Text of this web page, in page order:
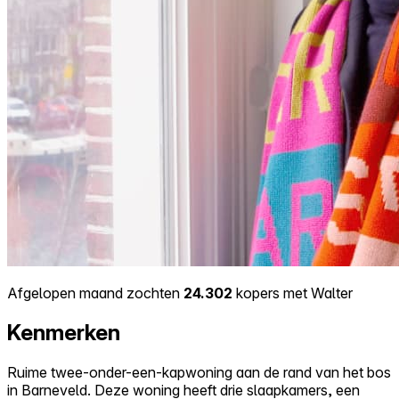
Afgelopen maand zochten 24.302 kopers met Walter
Kenmerken
Ruime twee-onder-een-kapwoning aan de rand van het bos
in Barneveld. Deze woning heeft drie slaapkamers, een